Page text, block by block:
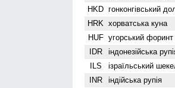
HKD гонконгівський
HRK хорватська куна
HUF угорський форинт
IDR індонезійська
ILS ізраїльський
INR індійська рупія